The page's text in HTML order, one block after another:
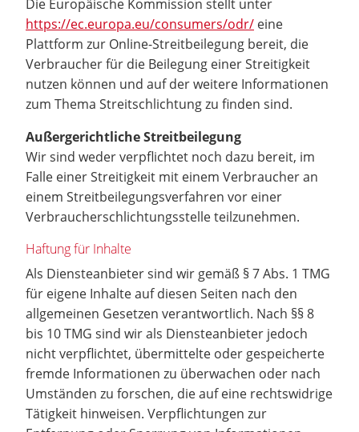
Die Europäische Kommission stellt unter
https://ec.europa.eu/consumers/odr/ eine
Plattform zur Online-Streitbeilegung bereit, die
Verbraucher für die Beilegung einer Streitigkeit
nutzen können und auf der weitere Informationen
zum Thema Streitschlichtung zu finden sind.
Außergerichtliche Streitbeilegung
Wir sind weder verpflichtet noch dazu bereit, im
Falle einer Streitigkeit mit einem Verbraucher an
einem Streitbeilegungsverfahren vor einer
Verbraucherschlichtungsstelle teilzunehmen.
Haftung für Inhalte
Als Diensteanbieter sind wir gemäß § 7 Abs. 1 TMG
für eigene Inhalte auf diesen Seiten nach den
allgemeinen Gesetzen verantwortlich. Nach §§ 8
bis 10 TMG sind wir als Diensteanbieter jedoch
nicht verpflichtet, übermittelte oder gespeicherte
fremde Informationen zu überwachen oder nach
Umständen zu forschen, die auf eine rechtswidrige
Tätigkeit hinweisen. Verpflichtungen zur